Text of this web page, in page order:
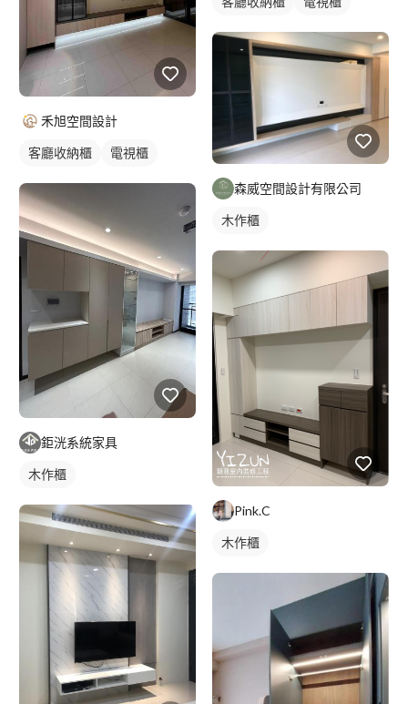
禾旭空間設計
客廳收納櫃 電視櫃
鉅洸系統家具
木作櫃
森威空間設計有限公司
木作櫃
Pink.C
木作櫃